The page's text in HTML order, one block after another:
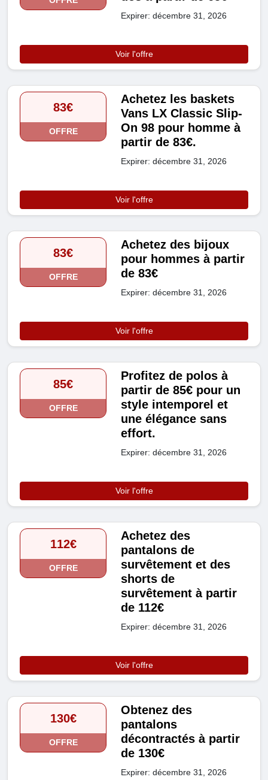
Expirer: décembre 31, 2026
Voir l'offre
83€
OFFRE
Achetez les baskets
Vans LX Classic Slip-
On 98 pour homme à
partir de 83€.
Expirer: décembre 31, 2026
Voir l'offre
83€
OFFRE
Achetez des bijoux
pour hommes à partir
de 83€
Expirer: décembre 31, 2026
Voir l'offre
85€
OFFRE
Profitez de polos à
partir de 85€ pour un
style intemporel et
une élégance sans
effort.
Expirer: décembre 31, 2026
Voir l'offre
112€
OFFRE
Achetez des
pantalons de
survêtement et des
shorts de
survêtement à partir
de 112€
Expirer: décembre 31, 2026
Voir l'offre
130€
OFFRE
Obtenez des
pantalons
décontractés à partir
de 130€
Expirer: décembre 31, 2026